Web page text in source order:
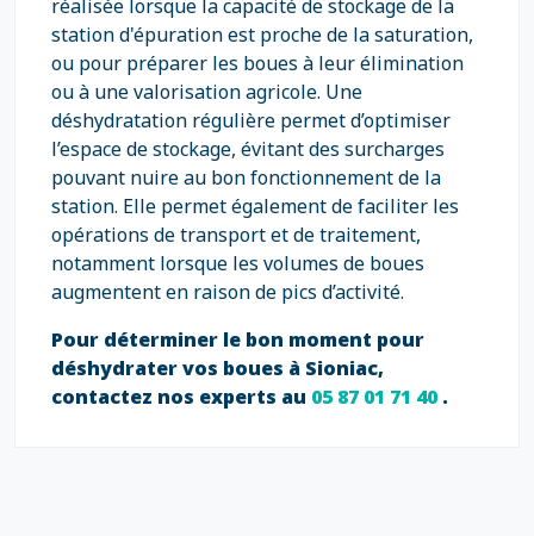
réalisée lorsque la capacité de stockage de la
station d'épuration est proche de la saturation,
ou pour préparer les boues à leur élimination
ou à une valorisation agricole. Une
déshydratation régulière permet d’optimiser
l’espace de stockage, évitant des surcharges
pouvant nuire au bon fonctionnement de la
station. Elle permet également de faciliter les
opérations de transport et de traitement,
notamment lorsque les volumes de boues
augmentent en raison de pics d’activité.
Pour déterminer le bon moment pour
déshydrater vos boues à Sioniac,
contactez nos experts au 05 87 01 71 40.